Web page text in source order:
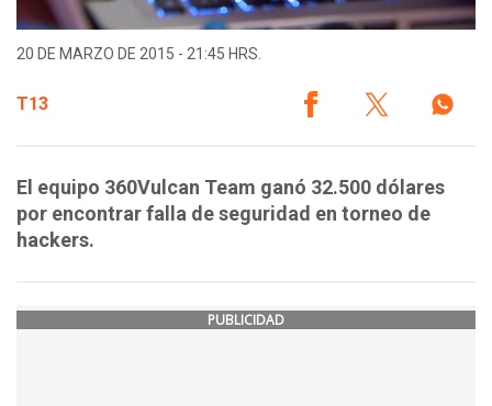
20 DE MARZO DE 2015 - 21:45 HRS.
T13
El equipo 360Vulcan Team ganó 32.500 dólares
por encontrar falla de seguridad en torneo de
hackers.
PUBLICIDAD